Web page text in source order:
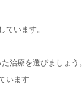
います。
治療を選びましょう。
います